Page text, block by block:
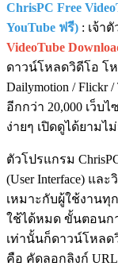
ChrisPC Free
YouTube ฟรี) : เจ้า
VideoTube
ดาวน์โหลดวิดีโอ โห
Dailymotion / Flickr
อีกกว่า 20,000 เว็บ
ง่ายๆ เปิดดูได้ยามไ
ตัวโปรแกรม
(User Interface) แล
เหมาะกับผู้ใช้งานทุ
ใช้ได้หมด ขั้นตอนก
เท่านั้นก็ดาวน์โหลด
คือ คัดลอกลิงก์